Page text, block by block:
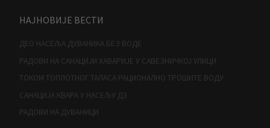
НАЈНОВИЈЕ ВЕСТИ
ДЕО НАСЕЉА ДУВАНИКА БЕЗ ВОДЕ
РАДОВИ НА САНАЦИЈИ ХАВАРИЈЕ У САВЕЗНИЧКОЈ УЛИЦИ
ТОКОМ ТОПЛОТНОГ ТАЛАСА РАЦИОНАЛНО ТРОШИТЕ ВОДУ
САНАЦИЈА КВАРА У НАСЕЉУ Д3
РАДОВИ НА ДУВАНИЦИ